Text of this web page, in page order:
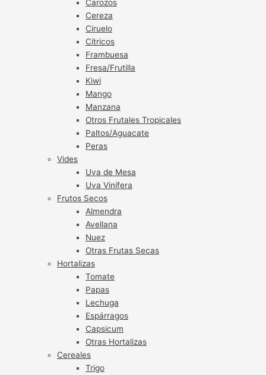
Carozos
Cereza
Ciruelo
Cítricos
Frambuesa
Fresa/Frutilla
Kiwi
Mango
Manzana
Otros Frutales Tropicales
Paltos/Aguacate
Peras
Vides
Uva de Mesa
Uva Vinífera
Frutos Secos
Almendra
Avellana
Nuez
Otras Frutas Secas
Hortalizas
Tomate
Papas
Lechuga
Espárragos
Capsicum
Otras Hortalizas
Cereales
Trigo